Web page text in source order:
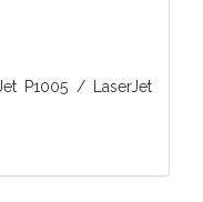
P1005 / LaserJet